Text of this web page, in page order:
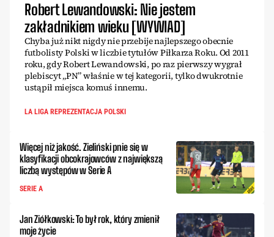
Robert Lewandowski: Nie jestem
zakładnikiem wieku [WYWIAD]
Chyba już nikt nigdy nie przebije najlepszego obecnie
futbolisty Polski w liczbie tytułów Piłkarza Roku. Od 2011
roku, gdy Robert Lewandowski, po raz pierwszy wygrał
plebiscyt „PN” właśnie w tej kategorii, tylko dwukrotnie
ustąpił miejsca komuś innemu.
LA LIGA REPREZENTACJA POLSKI
Więcej niż jakość. Zieliński pnie się w
klasyfikacji obcokrajowców z największą
liczbą występów w Serie A
SERIE A
Jan Ziółkowski: To był rok, który zmienił
moje życie